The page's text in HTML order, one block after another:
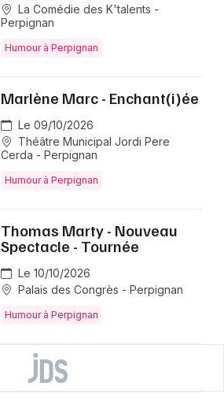
La Comédie des K'talents -
Perpignan
Humour à Perpignan
Marlène Marc - Enchant(i)ée
Le 09/10/2026
Théâtre Municipal Jordi Pere
Cerda - Perpignan
Humour à Perpignan
Thomas Marty - Nouveau
Spectacle - Tournée
Le 10/10/2026
Palais des Congrès - Perpignan
Humour à Perpignan